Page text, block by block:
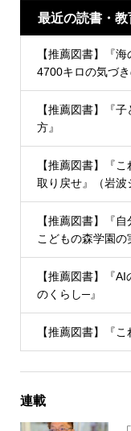
最近の読書・
【推薦図書】『
4700キロの気づき
【推薦図書】『
方』
【推薦図書】『
取り戻せ』（岩波
【推薦図書】『
こどもの森学園の
【推薦図書】『
のくらし─』
【推薦図書】『こ
連載